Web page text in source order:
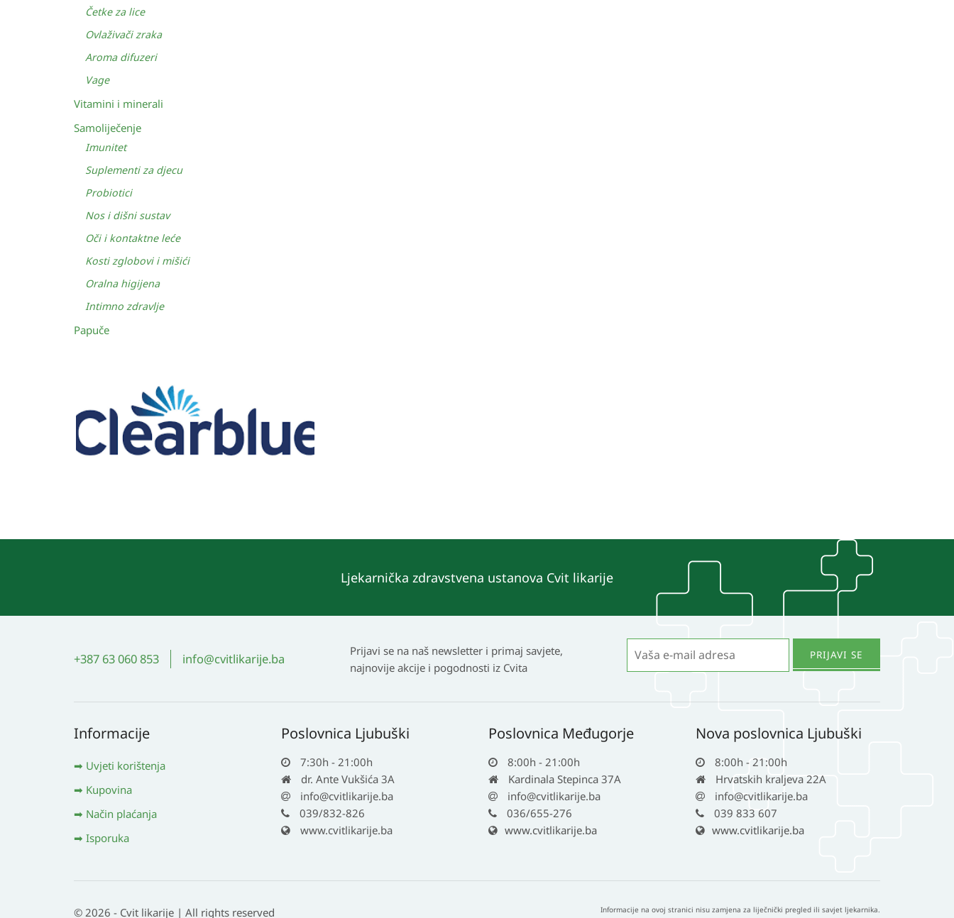
Četke za lice
Ovlaživači zraka
Aroma difuzeri
Vage
Vitamini i minerali
Samoliječenje
Imunitet
Suplementi za djecu
Probiotici
Nos i dišni sustav
Oči i kontaktne leće
Kosti zglobovi i mišići
Oralna higijena
Intimno zdravlje
Papuče
Ljekarnička zdravstvena ustanova Cvit likarije
+387 63 060 853 info@cvitlikarije.ba
Prijavi se na naš newsletter i primaj savjete,
najnovije akcije i pogodnosti iz Cvita
Informacije
Uvjeti korištenja
Kupovina
Način plaćanja
Isporuka
Poslovnica Ljubuški
7:30h - 21:00h
dr. Ante Vukšića 3A
info@cvitlikarije.ba
039/832-826
www.cvitlikarije.ba
Poslovnica Međugorje
8:00h - 21:00h
Kardinala Stepinca 37A
info@cvitlikarije.ba
036/655-276
www.cvitlikarije.ba
Nova poslovnica Ljubuški
8:00h - 21:00h
Hrvatskih kraljeva 22A
info@cvitlikarije.ba
039 833 607
www.cvitlikarije.ba
© 2026 - Cvit likarije | All rights reserved
Informacije na ovoj stranici nisu zamjena za liječnički pregled ili savjet ljekarnika.